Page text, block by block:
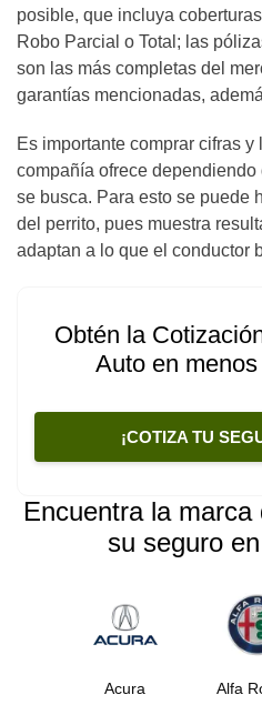
posible, que incluya
Robo Parcial o Total; las
son las más completas del
garantías mencionadas,
Es importante comprar cifras
compañía ofrece
se busca. Para esto se puede
del perrito, pues muestra
adaptan a lo que el conductor
Obtén la
Auto en
¡COTIZA TU
Encuentra la
su seguro
Acura Alfa